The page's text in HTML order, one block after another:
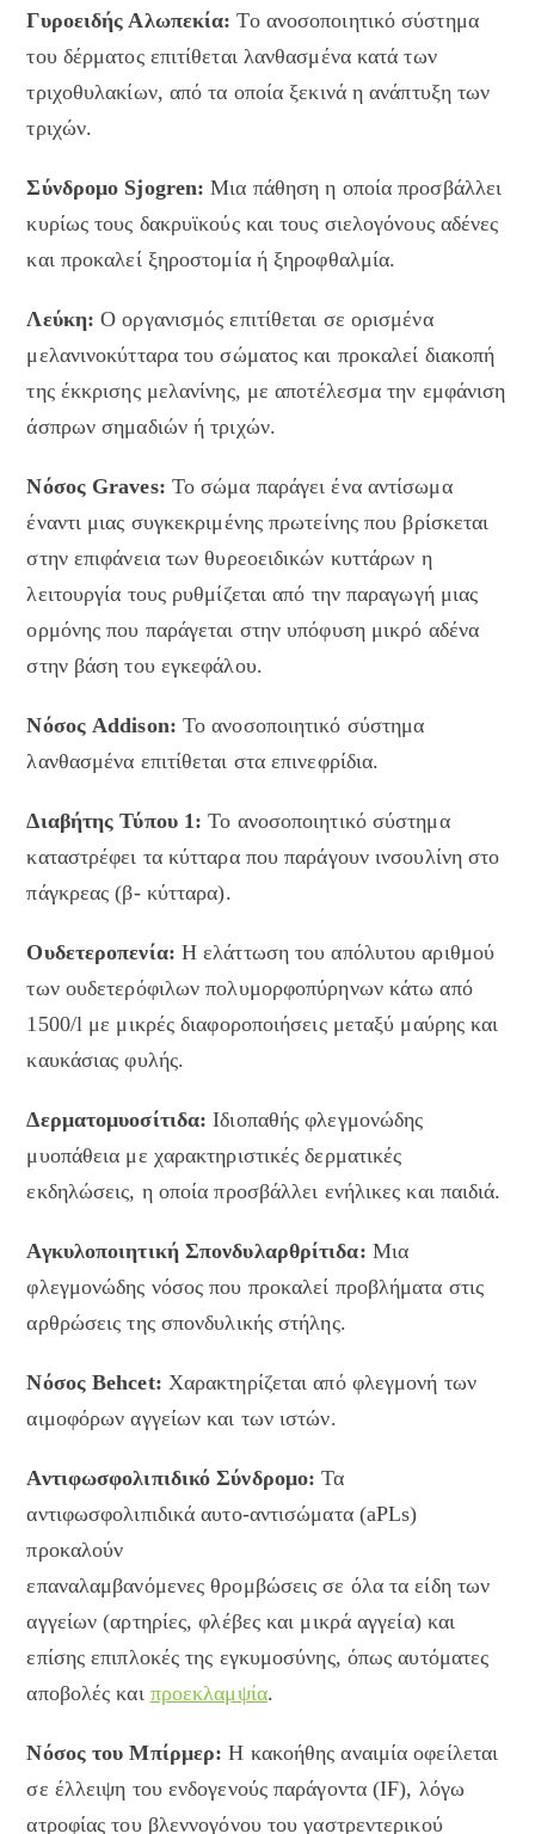
Γυροειδής Αλωπεκία: Το ανοσοποιητικό σύστημα
του δέρματος επιτίθεται λανθασμένα κατά των
τριχοθυλακίων, από τα οποία ξεκινά η ανάπτυξη των
τριχών.
Σύνδρομο Sjogren: Μια πάθηση η οποία προσβάλλει
κυρίως τους δακρυϊκούς και τους σιελογόνους αδένες
και προκαλεί ξηροστομία ή ξηροφθαλμία.
Λεύκη: Ο οργανισμός επιτίθεται σε ορισμένα
μελανινοκύτταρα του σώματος και προκαλεί διακοπή
της έκκρισης μελανίνης, με αποτέλεσμα την εμφάνιση
άσπρων σημαδιών ή τριχών.
Νόσος Graves: Το σώμα παράγει ένα αντίσωμα
έναντι μιας συγκεκριμένης πρωτείνης που βρίσκεται
στην επιφάνεια των θυρεοειδικών κυττάρων η
λειτουργία τους ρυθμίζεται από την παραγωγή μιας
ορμόνης που παράγεται στην υπόφυση μικρό αδένα
στην βάση του εγκεφάλου.
Νόσος Addison: Το ανοσοποιητικό σύστημα
λανθασμένα επιτίθεται στα επινεφρίδια.
Διαβήτης Τύπου 1: Το ανοσοποιητικό σύστημα
καταστρέφει τα κύτταρα που παράγουν ινσουλίνη στο
πάγκρεας (β- κύτταρα).
Ουδετεροπενία: Η ελάττωση του απόλυτου αριθμού
των ουδετερόφιλων πολυμορφοπύρηνων κάτω από
1500/l με μικρές διαφοροποιήσεις μεταξύ μαύρης και
καυκάσιας φυλής.
Δερματομυοσίτιδα: Ιδιοπαθής φλεγμονώδης
μυοπάθεια με χαρακτηριστικές δερματικές
εκδηλώσεις, η οποία προσβάλλει ενήλικες και παιδιά.
Αγκυλοποιητική Σπονδυλαρθρίτιδα: Μια
φλεγμονώδης νόσος που προκαλεί προβλήματα στις
αρθρώσεις της σπονδυλικής στήλης.
Νόσος Behcet: Χαρακτηρίζεται από φλεγμονή των
αιμοφόρων αγγείων και των ιστών.
Αντιφωσφολιπιδικό Σύνδρομο: Τα
αντιφωσφολιπιδικά αυτο-αντισώματα (aPLs)
προκαλούν
επαναλαμβανόμενες θρομβώσεις σε όλα τα είδη των
αγγείων (αρτηρίες, φλέβες και μικρά αγγεία) και
επίσης επιπλοκές της εγκυμοσύνης, όπως αυτόματες
αποβολές και προεκλαμψία.
Νόσος του Μπίρμερ: Η κακοήθης αναιμία οφείλεται
σε έλλειψη του ενδογενούς παράγοντα (ΙF), λόγω
ατροφίας του βλεννογόνου του γαστρεντερικού